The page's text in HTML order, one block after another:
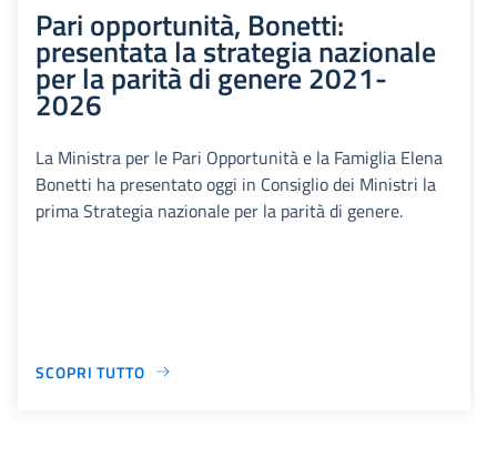
Pari opportunità, Bonetti:
presentata la strategia nazionale
per la parità di genere 2021-
2026
La Ministra per le Pari Opportunità e la Famiglia Elena
Bonetti ha presentato oggi in Consiglio dei Ministri la
prima Strategia nazionale per la parità di genere.
SCOPRI TUTTO